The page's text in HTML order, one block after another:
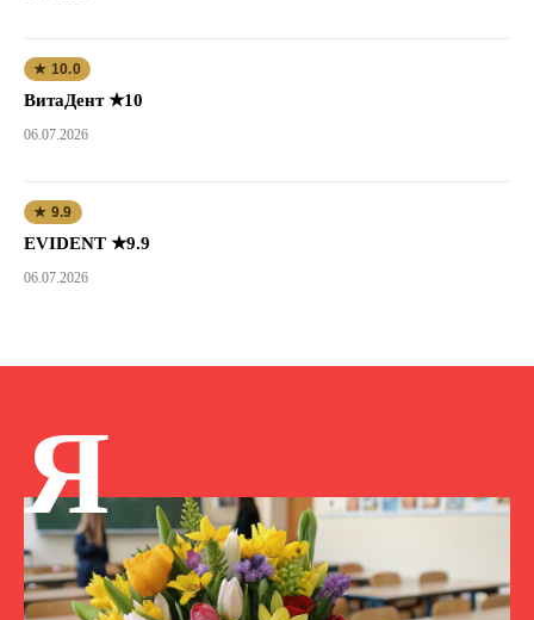
★ 10.0
ВитаДент ★10
06.07.2026
★ 9.9
EVIDENT ★9.9
06.07.2026
Я